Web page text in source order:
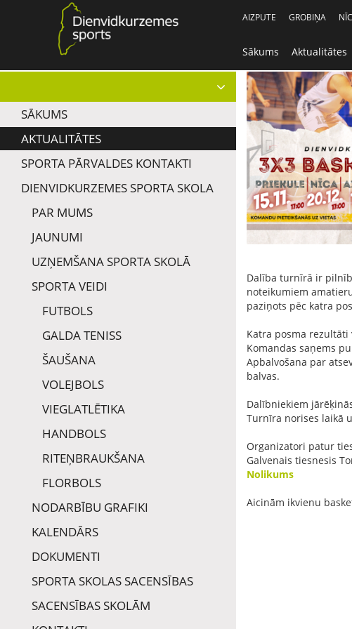
AIZPUTE GROBIŅA
Sākums Aktualitātes
SĀKUMS
AKTUALITĀTES
SPORTA PĀRVALDES KONTAKTI
DIENVIDKURZEMES SPORTA SKOLA
PAR MUMS
JAUNUMI
UZŅEMŠANA SPORTA SKOLĀ
SPORTA VEIDI
FUTBOLS
GALDA TENISS
ŠAUŠANA
VOLEJBOLS
VIEGLATLĒTIKA
HANDBOLS
RITEŅBRAUKŠANA
FLORBOLS
NODARBĪBU GRAFIKI
KALENDĀRS
DOKUMENTI
SPORTA SKOLAS SACENSĪBAS
SACENSĪBAS SKOLĀM
Dalība turnīrā ir
noteikumiem
paziņots pēc katra
Katra posma
Komandas saņems
Apbalvošana par
balvas.
Dalībniekiem
Turnīra norises laikā
Organizatori patur
Galvenais tiesnesis
Nolikums
Aicinām ikvienu